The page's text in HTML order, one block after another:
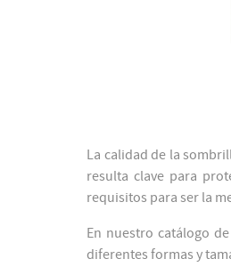
La calidad de la
resulta clave para
requisitos para ser la
En nuestro catálogo
diferentes formas y